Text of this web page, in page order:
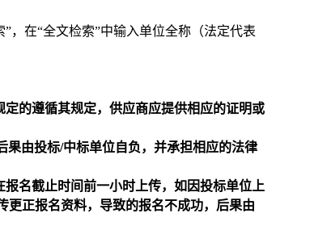
”，在“全文检索”中输入单位全称（法定代表
的遵循其规定，供应商应提供相应的证明或
由投标/中标单位自负，并承担相应的法律
名截止时间前一小时上传，如因投标单位上
更正报名资料，导致的报名不成功，后果由